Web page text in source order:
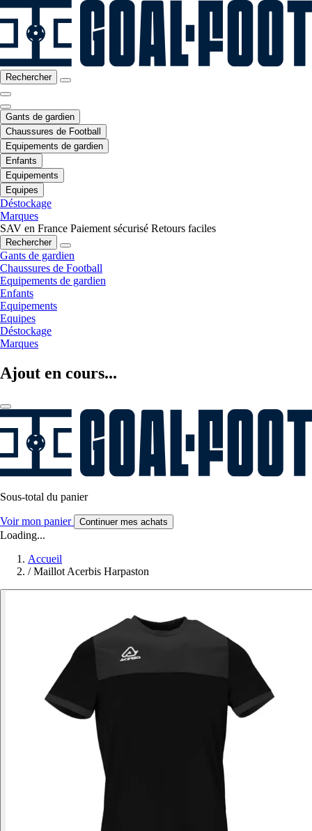
Rechercher
Gants de gardien
Chaussures de Football
Equipements de gardien
Enfants
Equipements
Equipes
Déstockage
Marques
SAV en France Paiement sécurisé Retours faciles
Rechercher
Gants de gardien
Chaussures de Football
Equipements de gardien
Enfants
Equipements
Equipes
Déstockage
Marques
Ajout en cours...
Sous-total du panier
Voir mon panier Continuer mes achats
Loading...
Accueil
/ Maillot Acerbis Harpaston